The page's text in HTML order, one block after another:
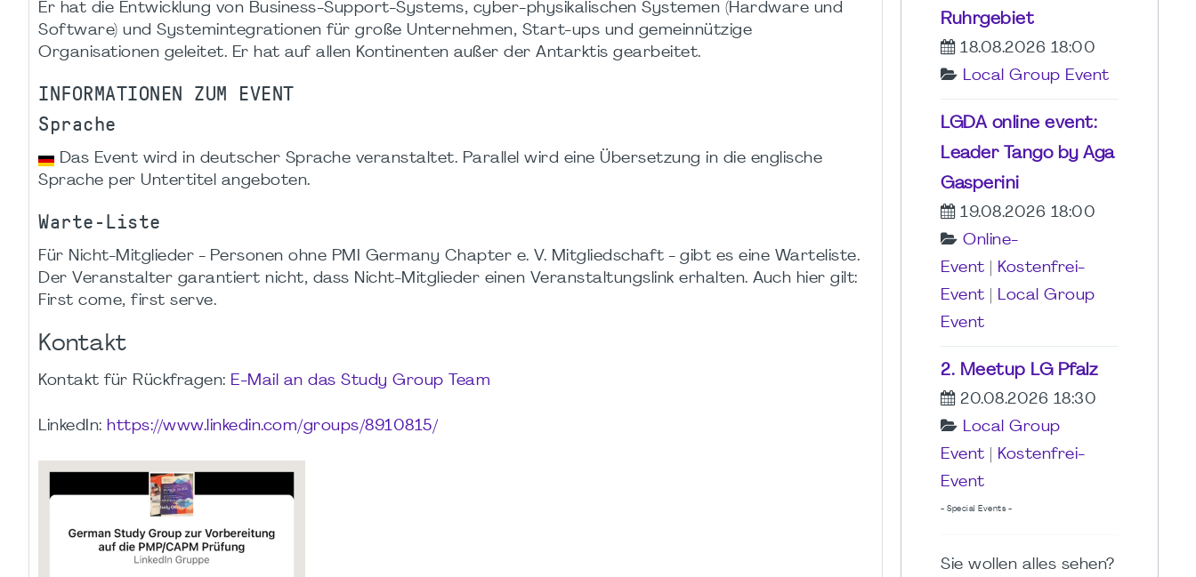
Er hat die Entwicklung von Business-Support-Systems, cyber-physikalischen Systemen (Hardware und
Software) und Systemintegrationen für große Unternehmen, Start-ups und gemeinnützige
Organisationen geleitet. Er hat auf allen Kontinenten außer der Antarktis gearbeitet.
INFORMATIONEN ZUM EVENT
Sprache
Das Event wird in deutscher Sprache veranstaltet. Parallel wird eine Übersetzung in die englische
Sprache per Untertitel angeboten.
Warte-Liste
Für Nicht-Mitglieder - Personen ohne PMI Germany Chapter e. V. Mitgliedschaft - gibt es eine Warteliste.
Der Veranstalter garantiert nicht, dass Nicht-Mitglieder einen Veranstaltungslink erhalten. Auch hier gilt:
First come, first serve.
Kontakt
Kontakt für Rückfragen: E-Mail an das Study Group Team
LinkedIn: https://www.linkedin.com/groups/8910815/
Ruhrgebiet
18.08.2026 18:00
Local Group Event
LGDA online event:
Leader Tango by Aga
Gasperini
19.08.2026 18:00
Online-
Event
Kostenfrei-
Event
Local Group
Event
2. Meetup LG Pfalz
20.08.2026 18:30
Local Group
Event
Kostenfrei-
Event
- Special Events -
Sie wollen alles sehen?